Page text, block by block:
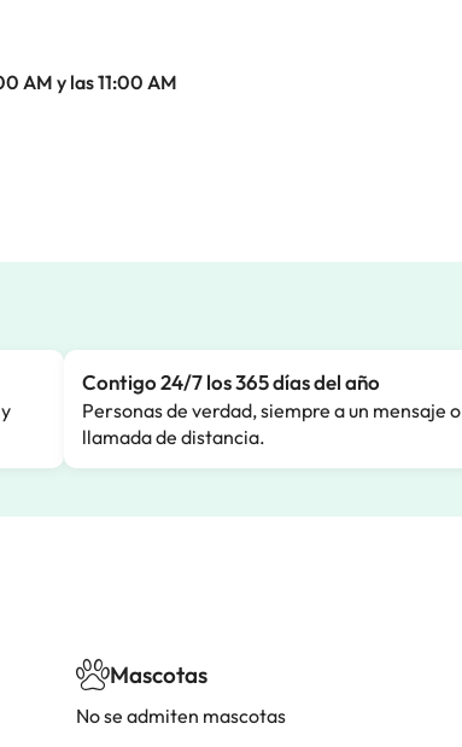
AM y las 11:00 AM
Contigo 24/7 los 365 días del año
Personas de verdad, siempre a un mensaje o
llamada de distancia.
Mascotas
No se admiten mascotas